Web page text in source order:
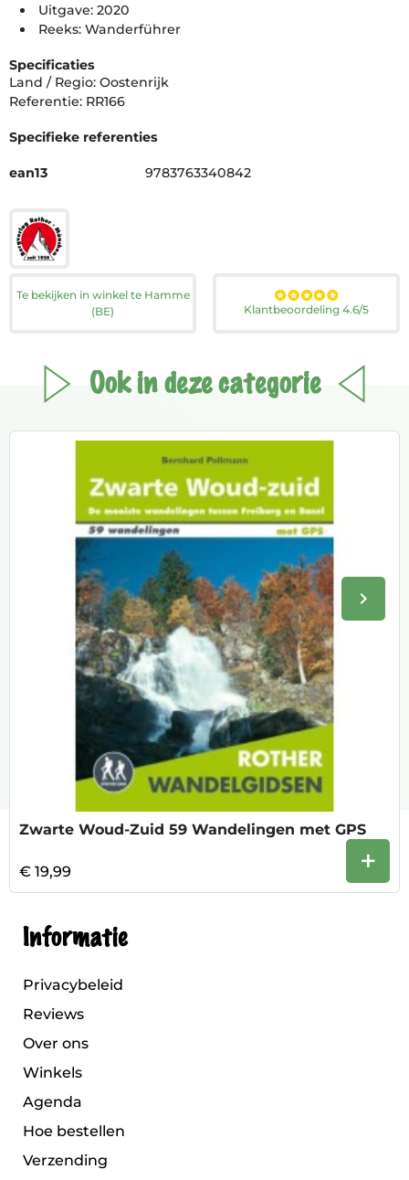
Uitgave: 2020
Reeks: Wanderführer
Specificaties
Land / Regio: Oostenrijk
Referentie: RR166
Specifieke referenties
ean13 9783763340842
Te bekijken in winkel te Hamme
(BE)
Klantbeoordeling 4.6/5
Ook in deze categorie
keyboard_arrow_right
Zwarte Woud-Zuid 59 Wandelingen met GPS
€ 19,99 +
Informatie
Privacybeleid
Reviews
Over ons
Winkels
Agenda
Hoe bestellen
Verzending